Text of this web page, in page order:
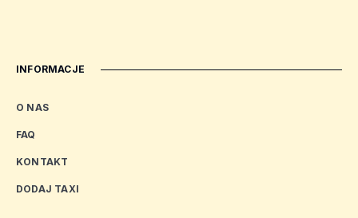
INFORMACJE
O NAS
FAQ
KONTAKT
DODAJ TAXI